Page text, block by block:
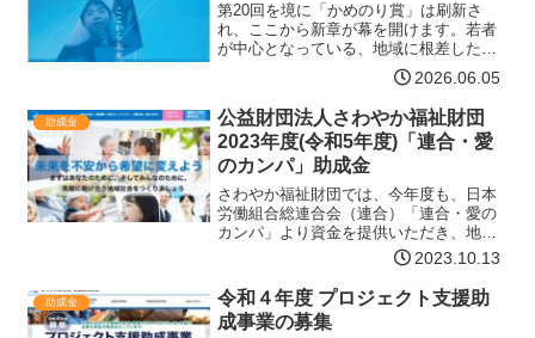
第20回を境に「かめのり賞」は刷新さ
れ、ここから新章が幕を開けます。若者
が中心となっている、地域に根差した共
生社会づくり、青少年育成、多文化理解
や世界平和に寄与する先駆的な活動を重
視するとともに、かめのり賞受賞者及び
関係者とのネットワークづ…【詳細はコ
チラ】
2026.06.05
助成金
公益財団法人さわやか福祉財団
2023年度(令和5年度)「連合・愛
のカンパ」助成金
さわやか福祉財団では、今年度も、日本
労働組合総連合会（連合）「連合・愛の
カンパ」より資金を提供いただき、地域
の住民主体による生活支援等の助け合い
団体立ち上げや新規事業開始を支援する
ための助成を行ないます。ウイズコロナ
の環境下、各地で人と人と…【詳細はコ
チラ】
2023.10.13
助成金
令和４年度 プロジェクト支援助
成事業の募集